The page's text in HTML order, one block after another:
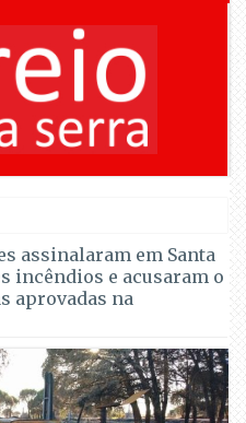
na estreia pe
assinalaram em Santa
incêndios e acusaram o
aprovadas na